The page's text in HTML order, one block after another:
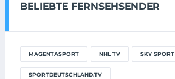
BELIEBTE FERNSEHSENDER
MAGENTASPORT NHL TV SKY SPORT
SPORTDEUTSCHLAND.TV